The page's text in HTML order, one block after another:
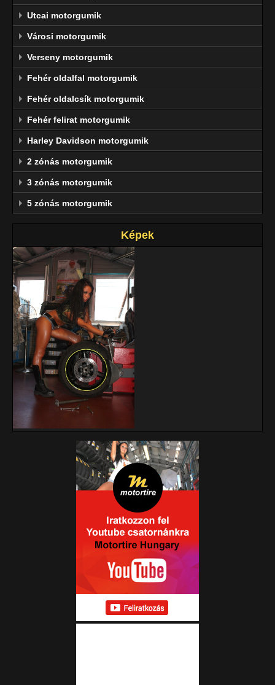
Utcai motorgumik
Városi motorgumik
Verseny motorgumik
Fehér oldalfal motorgumik
Fehér oldalcsík motorgumik
Fehér felirat motorgumik
Harley Davidson motorgumik
2 zónás motorgumik
3 zónás motorgumik
5 zónás motorgumik
Képek